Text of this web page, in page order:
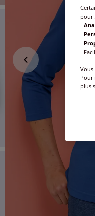
pour :
-
-
-
-
Vous
Pour
plus